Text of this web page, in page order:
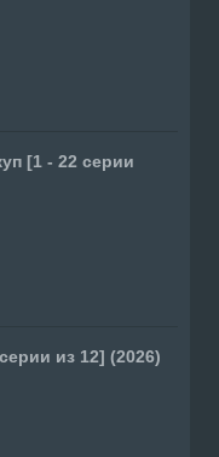
[1 - 22 серии
из 12] (2026)